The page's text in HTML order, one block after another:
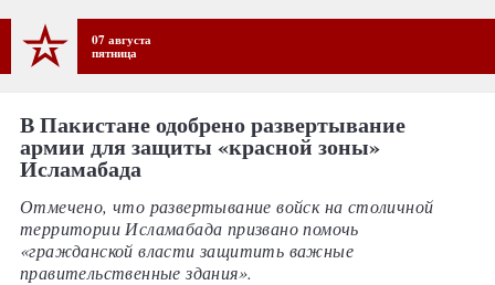
07 августа
пятница
В Пакистане одобрено развертывание
армии для защиты «красной зоны»
Исламабада
Отмечено, что развертывание войск на столичной
территории Исламабада призвано помочь
«гражданской власти защитить важные
правительственные здания».